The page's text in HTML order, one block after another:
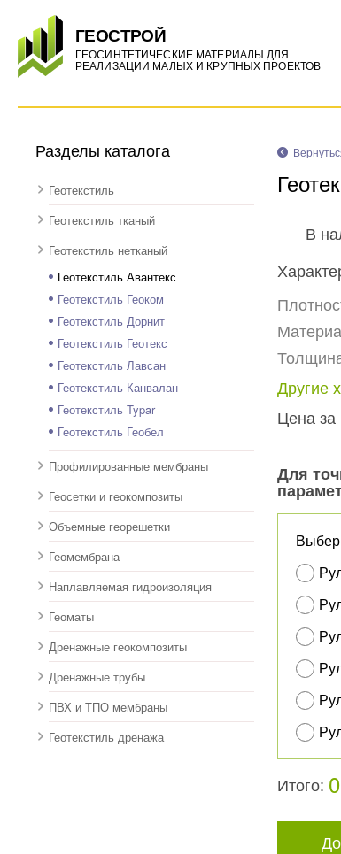
ГЕОСТРОЙ
ГЕОСИНТЕТИЧЕСКИЕ МАТЕРИАЛЫ ДЛЯ
РЕАЛИЗАЦИИ МАЛЫХ И КРУПНЫХ ПРОЕКТОВ
Разделы каталога
Геотекстиль
Геотекстиль тканый
Геотекстиль нетканый
Геотекстиль Авантекс
Геотекстиль Геоком
Геотекстиль Дорнит
Геотекстиль Геотекс
Геотекстиль Лавсан
Геотекстиль Канвалан
Геотекстиль Typar
Геотекстиль Геобел
Профилированные мембраны
Геосетки и геокомпозиты
Объемные георешетки
Геомембрана
Наплавляемая гидроизоляция
Геоматы
Дренажные геокомпозиты
Дренажные трубы
ПВХ и ТПО мембраны
Геотекстиль дренажа
В
Другие
Цена за
Для
Итого: